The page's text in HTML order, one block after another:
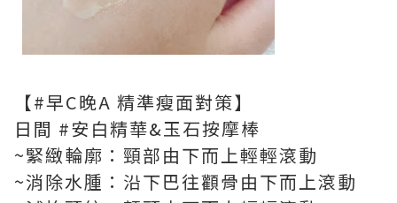
【#早C晚A 精準瘦面對策】
日間 #安白精華&玉石按摩棒
~緊緻輪廓：頸部由下而上輕輕滾動
~消除水腫：沿下巴往顴骨由下而上滾動